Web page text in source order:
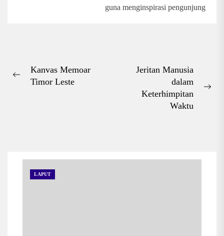
guna menginspirasi pengunjung
Navigasi
pos
Previous
Kanvas Memoar
Timor Leste
Jeritan Manusia
dalam
Keterhimpitan
Waktu
LAPUT